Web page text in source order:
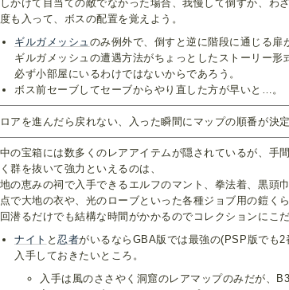
かけて目当ての敵でなかった場合、我慢して倒すか、わ
も入って、ボスの配置を覚えよう。
ギルガメッシュ のみ例外で、倒すと逆に階段に通じる扉
ギルガメッシュの遭遇方法がちょっとしたストーリー形
必ず小部屋にいるわけではないからであろう。
ボス前セーブしてセーブからやり直した方が早いと…。
アを進んだら戻れない、入った瞬間にマップの順番が決
の宝箱には数多くのレアアイテムが隠されているが、手
群を抜いて強力といえるのは、
の恵みの祠で入手できるエルフのマント、拳法着、黒頭
で大地の衣や、光のローブといった各種ジョブ用の鎧くら
潜るだけでも結構な時間がかかるのでコレクションにこ
ナイト と 忍者がいるならGBA版では最強の(PSP版でも2
入手しておきたいところ。
入手は風のささやく洞窟のレアマップのみだが、